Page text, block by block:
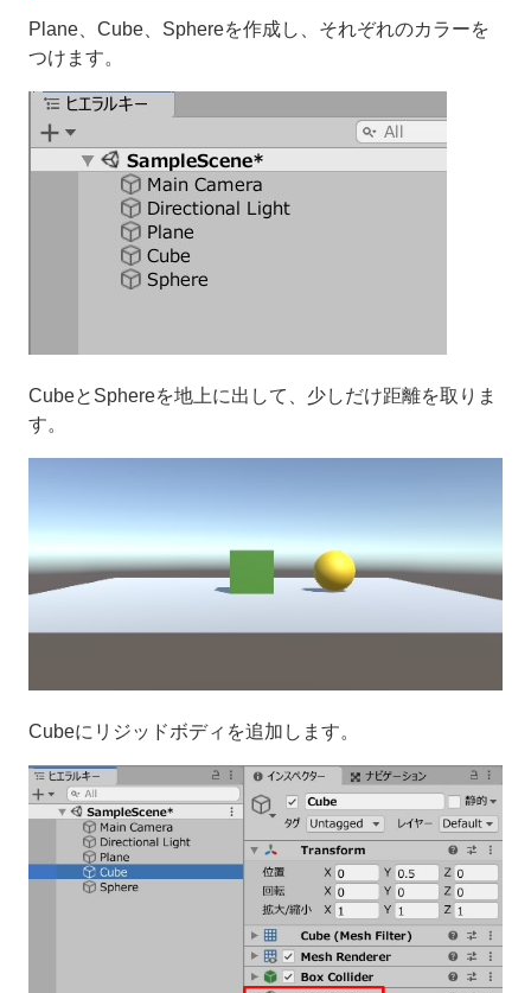
Plane、Cube、Sphereを作成し、それぞれのカラーを
つけます。
CubeとSphereを地上に出して、少しだけ距離を取りま
す。
Cubeにリジッドボディを追加します。